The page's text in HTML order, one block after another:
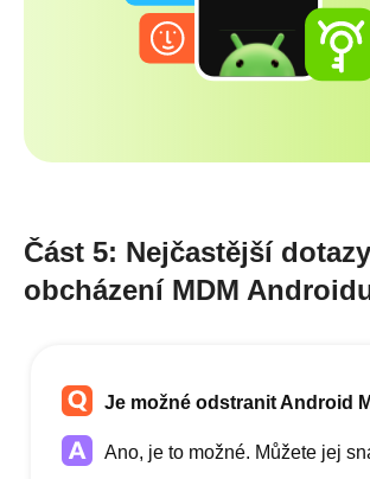
Část 5: Nejčastější
obcházení MDM
Je možné odstranit Android
Ano, je to možné. Můžete jej